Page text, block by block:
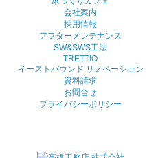
会社案内
採用情報
アフターメンテナンス
SW&SWS工法
TRETTIO
イーストバウンド リノベーション
資料請求
お問合せ
プライバシーポリシー